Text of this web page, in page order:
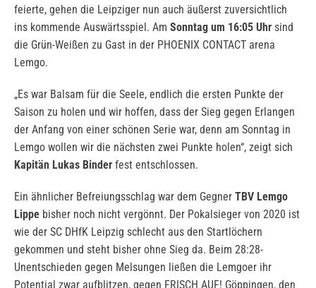
feierte, gehen die Leipziger nun auch äußerst zuversichtlich
ins kommende Auswärtsspiel. Am Sonntag um 16:05 Uhr sind
die Grün-Weißen zu Gast in der PHOENIX CONTACT arena
Lemgo.
„Es war Balsam für die Seele, endlich die ersten Punkte der
Saison zu holen und wir hoffen, dass der Sieg gegen Erlangen
der Anfang von einer schönen Serie war, denn am Sonntag in
Lemgo wollen wir die nächsten zwei Punkte holen“, zeigt sich
Kapitän Lukas Binder fest entschlossen.
Ein ähnlicher Befreiungsschlag war dem Gegner TBV Lemgo
Lippe bisher noch nicht vergönnt. Der Pokalsieger von 2020 ist
wie der SC DHfK Leipzig schlecht aus den Startlöchern
gekommen und steht bisher ohne Sieg da. Beim 28:28-
Unentschieden gegen Melsungen ließen die Lemgoer ihr
Potential zwar aufblitzen, gegen FRISCH AUF! Göppingen, den